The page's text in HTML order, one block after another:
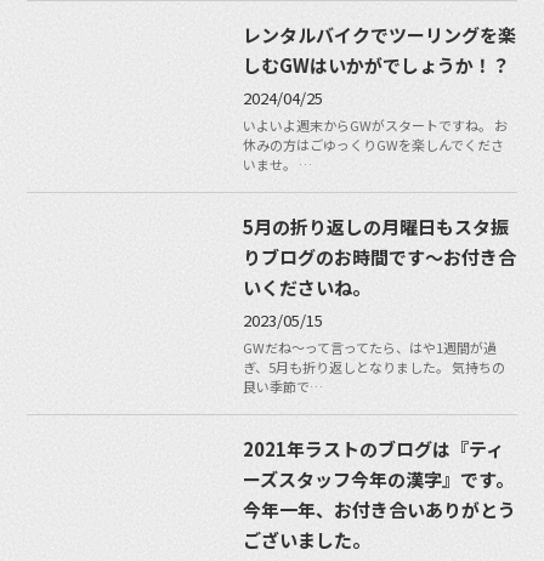
レンタルバイクでツーリングを楽
しむGWはいかがでしょうか！？
2024/04/25
いよいよ週末からGWがスタートですね。 お
休みの方はごゆっくりGWを楽しんでくださ
いませ。 …
5月の折り返しの月曜日もスタ振
りブログのお時間です〜お付き合
いくださいね。
2023/05/15
GWだね〜って言ってたら、はや1週間が過
ぎ、5月も折り返しとなりました。 気持ちの
良い季節で…
2021年ラストのブログは『ティ
ーズスタッフ今年の漢字』です。
今年一年、お付き合いありがとう
ございました。